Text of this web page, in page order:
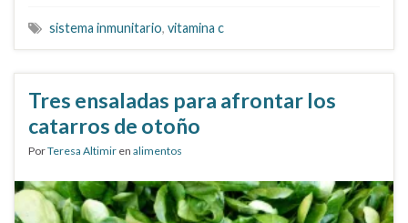
sistema inmunitario, vitamina c
Tres ensaladas para afrontar los
catarros de otoño
PorTeresa Altimir en alimentos